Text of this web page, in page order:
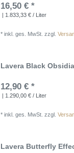
16,50 € *
| 1.833,33 € / Liter
*inkl. ges. MwSt. zzgl.
Lavera Black
12,90 € *
| 1.290,00 € / Liter
*inkl. ges. MwSt. zzgl.
Lavera Butterfly